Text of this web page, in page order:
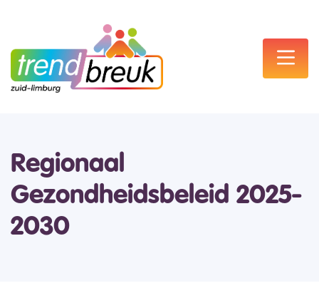
Regionaal
Gezondheidsbeleid 2025-
2030